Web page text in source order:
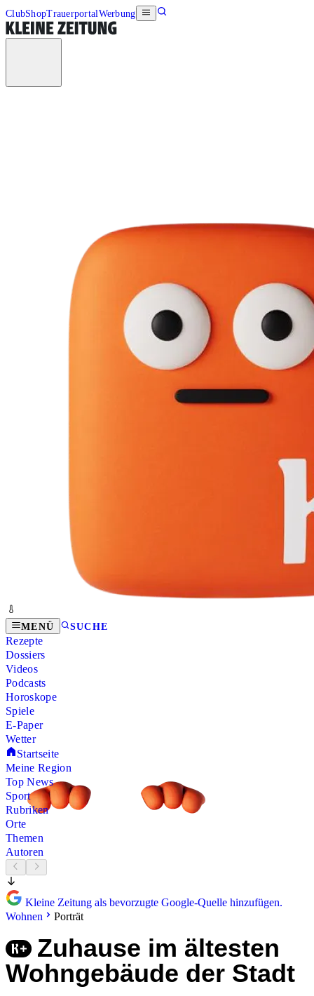
ClubShopTrauerportalWerbung
MENÜ SUCHE
Rezepte
Dossiers
Videos
Podcasts
Horoskope
Spiele
E-Paper
Wetter
Startseite
Meine Region
Top News
Sport
Rubriken
Orte
Themen
Autoren
Kleine Zeitung als bevorzugte Google-Quelle hinzufügen.
Wohnen
Porträt
Zuhause im ältesten
Wohngebäude der Stadt